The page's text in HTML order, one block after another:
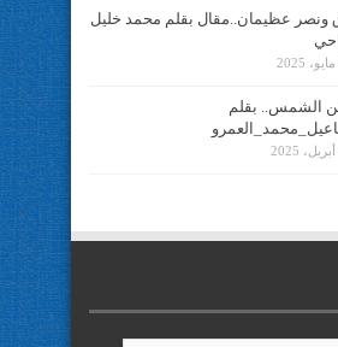
ونصر عظيمان..مقال بقلم محمد خليل
الشمس.. بقلم